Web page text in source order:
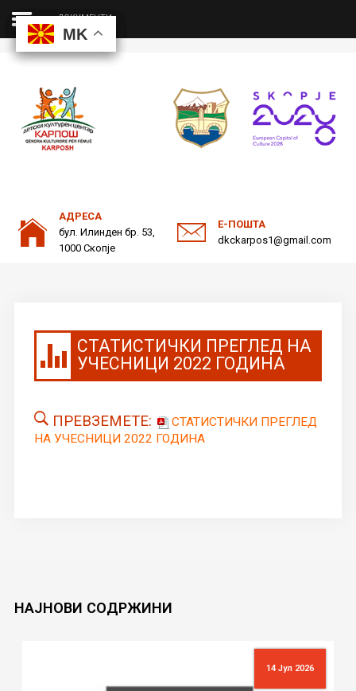
MK
MK
ДКЦ
ОДНОСИ СО ЈАВНОСТ
ДОКУМЕНТИ
MK
MK
АДРЕСА
бул. Илинден бр. 53,
1000 Скопје
Е-ПОШТА
dkckarpos1@gmail.com
Пребарајте на нашата веб страна
СТАТИСТИЧКИ ПРЕГЛЕД НА
УЧЕСНИЦИ 2022 ГОДИНА
ПРЕВЗЕМЕТЕ:
СТАТИСТИЧКИ ПРЕГЛЕД
НА УЧЕСНИЦИ 2022 ГОДИНА
НАЈНОВИ СОДРЖИНИ
14 Јул 2026